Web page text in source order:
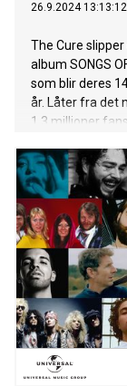
26.9.2024 13:13:12
The Cure
album SONGS
som blir deres
år. Låter fra det
1,3 millioner
fra albumet er
under turneen
dag. Om
unlocked the
recorded I knew
album come
right opening
working with the
back of my
what the
recording I
poet Ernest